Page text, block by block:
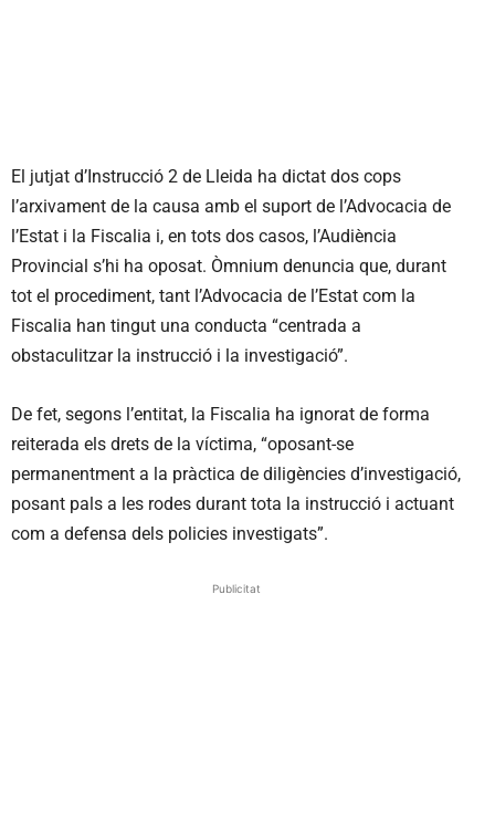
El jutjat d’Instrucció 2 de Lleida ha dictat dos cops
l’arxivament de la causa amb el suport de l’Advocacia de
l’Estat i la Fiscalia i, en tots dos casos, l’Audiència
Provincial s’hi ha oposat. Òmnium denuncia que, durant
tot el procediment, tant l’Advocacia de l’Estat com la
Fiscalia han tingut una conducta “centrada a
obstaculitzar la instrucció i la investigació”.
De fet, segons l’entitat, la Fiscalia ha ignorat de forma
reiterada els drets de la víctima, “oposant-se
permanentment a la pràctica de diligències d’investigació,
posant pals a les rodes durant tota la instrucció i actuant
com a defensa dels policies investigats”.
Publicitat